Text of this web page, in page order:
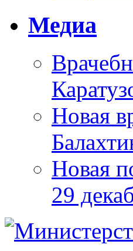
Медиа
Новая
Новая
29